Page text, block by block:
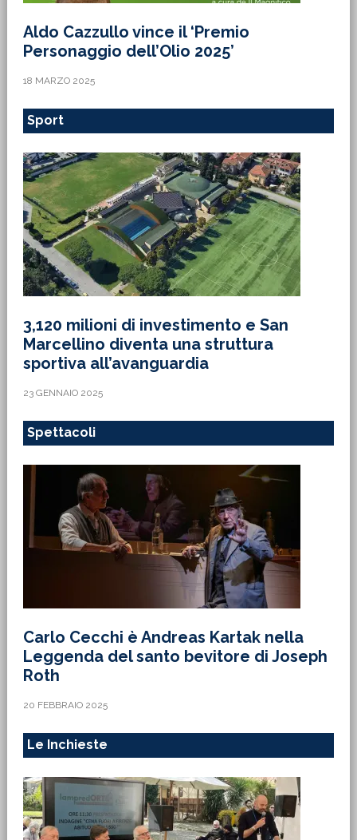
Aldo Cazzullo vince il ‘Premio
Personaggio dell’Olio 2025’
18 MARZO 2025
Sport
3,120 milioni di investimento e San
Marcellino diventa una struttura
sportiva all’avanguardia
23 GENNAIO 2025
Spettacoli
Carlo Cecchi è Andreas Kartak nella
Leggenda del santo bevitore di Joseph
Roth
20 FEBBRAIO 2025
Le Inchieste